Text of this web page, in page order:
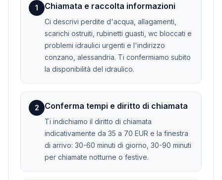
1 Chiamata e raccolta informazioni
Ci descrivi perdite d'acqua, allagamenti,
scarichi ostruiti, rubinetti guasti, wc bloccati e
problemi idraulici urgenti e l'indirizzo
conzano, alessandria. Ti confermiamo subito
la disponibilità del idraulico.
2 Conferma tempi e diritto di chiamata
Ti indichiamo il diritto di chiamata
indicativamente da 35 a 70 EUR e la finestra
di arrivo: 30-60 minuti di giorno, 30-90 minuti
per chiamate notturne o festive.